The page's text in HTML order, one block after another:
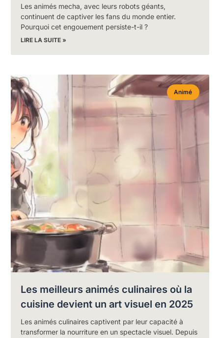
Les animés mecha, avec leurs robots géants,
continuent de captiver les fans du monde entier.
Pourquoi cet engouement persiste-t-il ?
LIRE LA SUITE »
Animé
Les meilleurs animés culinaires où la
cuisine devient un art visuel en 2025
Les animés culinaires captivent par leur capacité à
transformer la nourriture en un spectacle visuel. Depuis